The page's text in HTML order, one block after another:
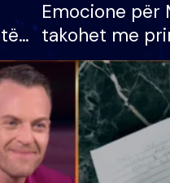
Emocione për
takohet me
vajzën dhe
S’kemi
apo jo?